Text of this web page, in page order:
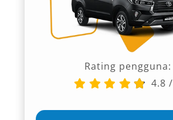
Rating pengguna:
4.8 /